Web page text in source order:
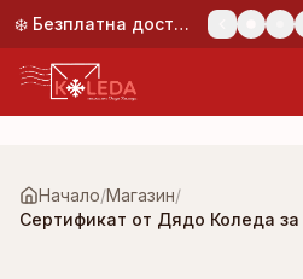
Към основното съдържание
❄️ Безплатна доставка при поръчка над 50,00 €!
Начало/Магазин/
Сертификат от Дядо Коледа